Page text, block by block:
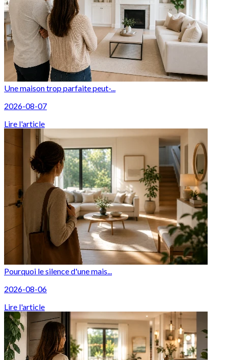
Une maison trop parfaite peut-...
2026-08-07
Lire l'article
Pourquoi le silence d'une mais...
2026-08-06
Lire l'article